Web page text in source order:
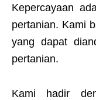
Kepercayaan
pertanian. Kami
yang dapat
pertanian.
Kami hadir